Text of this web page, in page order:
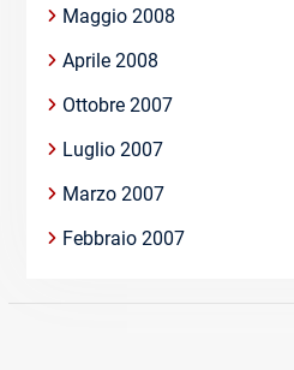
Maggio 2008
Aprile 2008
Ottobre 2007
Luglio 2007
Marzo 2007
Febbraio 2007